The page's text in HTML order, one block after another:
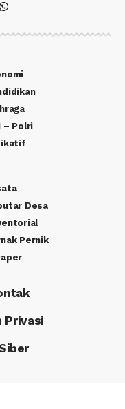
– Polri
Desa
Pernik
Privasi